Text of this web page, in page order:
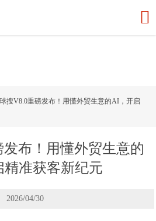

搜V8.0重磅发布！用懂外贸生意的AI，开启
布！用懂外贸生意的
精准获客新纪元
2026/04/30